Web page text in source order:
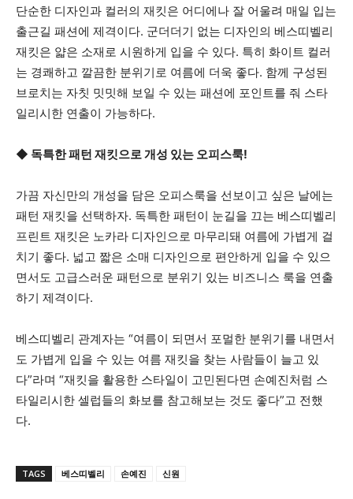
단순한 디자인과 컬러의 재킷은 어디에나 잘 어울려 매일 입는
출근길 패션에 제격이다. 군더더기 없는 디자인의 베스띠벨리
재킷은 얇은 소재로 시원하게 입을 수 있다. 특히 화이트 컬러
는 경쾌하고 깔끔한 분위기로 여름에 더욱 좋다. 함께 구성된
브로치는 자칫 밋밋해 보일 수 있는 패션에 포인트를 줘 스타
일리시한 연출이 가능하다.
◆ 독특한 패턴 재킷으로 개성 있는 오피스룩!
가끔 자신만의 개성을 담은 오피스룩을 선보이고 싶은 날에는
패턴 재킷을 선택하자. 독특한 패턴이 눈길을 끄는 베스띠벨리
프린트 재킷은 노카라 디자인으로 마무리돼 여름에 가볍게 걸
치기 좋다. 넓고 짧은 소매 디자인으로 편안하게 입을 수 있으
면서도 고급스러운 패턴으로 분위기 있는 비즈니스 룩을 연출
하기 제격이다.
베스띠벨리 관계자는 “여름이 되면서 포멀한 분위기를 내면서
도 가볍게 입을 수 있는 여름 재킷을 찾는 사람들이 늘고 있
다”라며 “재킷을 활용한 스타일이 고민된다면 손예진처럼 스
타일리시한 셀럽들의 화보를 참고해보는 것도 좋다”고 전했
다.
TAGS 베스띠벨리 손예진 신원